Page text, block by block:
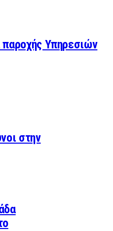
παροχής Υπηρεσιών
στην